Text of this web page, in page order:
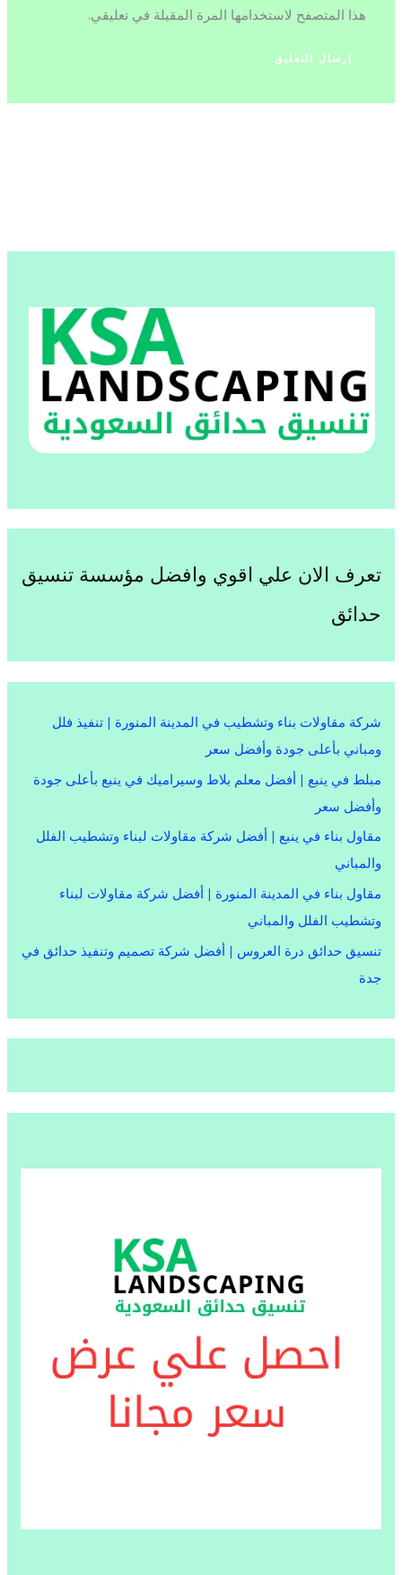
هذا المتصفح لاستخدامها المرة المقبلة في تعليقي.
تعرف الان علي اقوي وافضل مؤسسة تنسيق
حدائق
شركة مقاولات بناء وتشطيب في المدينة المنورة | تنفيذ فلل
ومباني بأعلى جودة وأفضل سعر
مبلط في ينبع | أفضل معلم بلاط وسيراميك في ينبع بأعلى جودة
وأفضل سعر
مقاول بناء في ينبع | أفضل شركة مقاولات لبناء وتشطيب الفلل
والمباني
مقاول بناء في المدينة المنورة | أفضل شركة مقاولات لبناء
وتشطيب الفلل والمباني
تنسيق حدائق درة العروس | أفضل شركة تصميم وتنفيذ حدائق في
جدة